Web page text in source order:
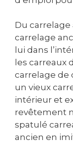
Du carrelage
carrelage
lui dans
les carreaux
carrelage de
un vieux
intérieur et
revêtement
spatulé
ancien en